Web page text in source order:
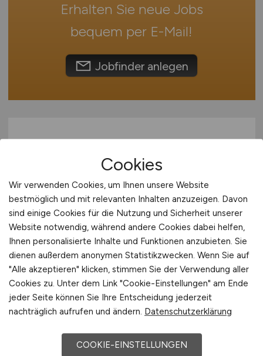
SchweizErhalten Sie neue Jobs
bequem per E-Mail!
Jobfinder anlegen
Architekt/in,
Immobilienmanager/in oder
Stadtplaner/in(w/m/d*)
Ministerium der Finanzen des Landes
Brandenburg (MdF)
vor 5 Tagen
Potsdam
Cookies
Wir verwenden Cookies, um Ihnen unsere Website
bestmöglich und mit relevanten Inhalten anzuzeigen. Davon
sind einige Cookies für die Nutzung und Sicherheit unserer
Website notwendig, während andere Cookies dabei helfen,
Ihnen personalisierte Inhalte und Funktionen anzubieten. Sie
dienen außerdem anonymen Statistikzwecken. Wenn Sie auf
"Alle akzeptieren" klicken, stimmen Sie der Verwendung aller
Cookies zu. Unter dem Link "Cookie-Einstellungen" am Ende
jeder Seite können Sie Ihre Entscheidung jederzeit
nachträglich aufrufen und ändern. Datenschutzerklärung
COOKIE-EINSTELLUNGEN